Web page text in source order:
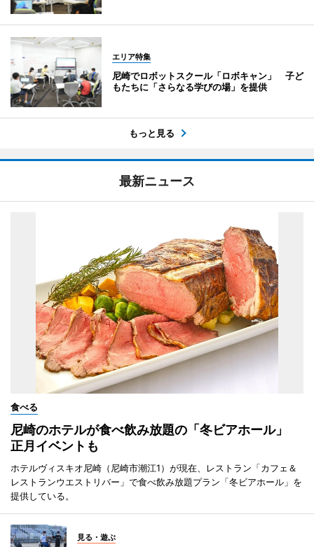
エリア特集
尼崎でロボットスクール「ロボキャン」 子ど
もたちに「さらなる学びの場」を提供
もっと見る
最新ニュース
食べる
尼崎のホテルが食べ飲み放題の「冬ビアホール」
正月イベントも
ホテルヴィスキオ尼崎（尼崎市潮江1）が現在、レストラン「カフェ＆
レストランウエストリバー」で食べ飲み放題プラン「冬ビアホール」を
提供している。
見る・遊ぶ